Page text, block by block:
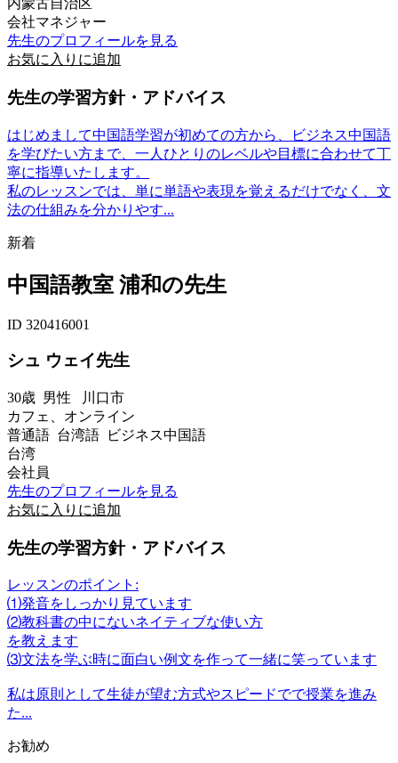
内蒙古自治区
会社マネジャー
先生のプロフィールを見る
お気に入りに追加
先生の学習方針・アドバイス
はじめまして中国語学習が初めての方から、ビジネス中国語
を学びたい方まで、一人ひとりのレベルや目標に合わせて丁
寧に指導いたします。
私のレッスンでは、単に単語や表現を覚えるだけでなく、文
法の仕組みを分かりやす...
新着
中国語教室 浦和の先生
ID 320416001
シュ ウェイ先生
30歳 男性 川口市
カフェ、オンライン
普通語 台湾語 ビジネス中国語
台湾
会社員
先生のプロフィールを見る
お気に入りに追加
先生の学習方針・アドバイス
レッスンのポイント:
⑴発音をしっかり見ています
⑵教科書の中にないネイティブな使い方
を教えます
⑶文法を学ぶ時に面白い例文を作って一緒に笑っています
私は原則として生徒が望む方式やスピードでで授業を進み
た...
お勧め